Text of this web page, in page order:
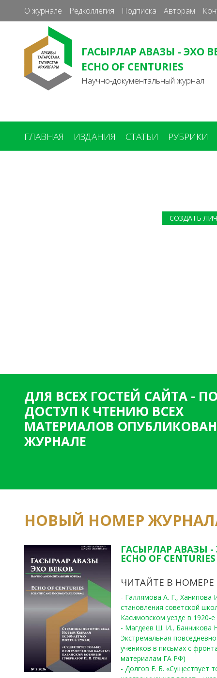
О журнале Редколлегия Подписка Авторам
ГАСЫРЛАР АВАЗЫ - ЭХО
ECHO OF CENTURIES
Научно-документальный журнал
ГЛАВНАЯ ИЗДАНИЯ СТАТЬИ РУБРИКИ
СОЗДАТЬ
ДЛЯ ВСЕХ ГОСТЕЙ САЙТА -
ДОСТУП К ЧТЕНИЮ ВСЕХ
МАТЕРИАЛОВ
ЖУРНАЛЕ
НОВЫЙ НОМЕР
ГАСЫРЛАР АВАЗЫ -
ECHO OF
ЧИТАЙТЕ В НОМЕРЕ
- Галлямова А. Г.,
становления советской
Касимовском уезде в 1920-е
- Магдеев Ш. И., Банникова
Экстремальная
учеников в письмах с
материалам ГА РФ)
- Долгов Е. Б. «Существует